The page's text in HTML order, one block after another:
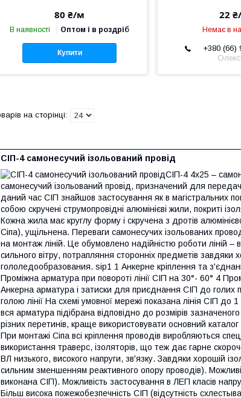
80 ₴/м
В наявності Оптом і в роздріб
Купити
22
Немає в
+380 (66)
СІП-4 самонесучий ізольований провід
СІП-4 4х25 –
самонесучий ізольований провід, призначений для
даний час СІП знайшов застосування як в магістральних
собою скручені струмопровідні алюмінієві жили, покриті
Кожна жила має круглу форму і скручена з дротів
Сіпа), ущільнена. Переваги самонесучих ізольованих
на монтаж ліній. Це обумовлено надійністю роботи ліній –
сильного вітру, потрапляння сторонніх предметів завдяки
гололедообразования. sip1 1 Анкерне кріплення та
Проміжна арматура при повороті лінії СІП на 30°- 60° 4
Анкерна арматура і затиски для приєднання СІП до голих
голою лінії На схемі умовної мережі показана лінія СІП
вся арматура підібрана відповідно до розмірів
різних перетинів, краще використовувати основний
При монтажі Сіпа всі кріплення проводів виробляються
використання траверс, ізоляторів, що теж дає гарне
ВЛ низького, високого напруги, зв'язку. Завдяки хорошій
сильним зменшенням реактивного опору проводів).
виконана СІП). Можливість застосування в ЛЕП класів
Більш висока пожежобезпечність СІП (відсутність